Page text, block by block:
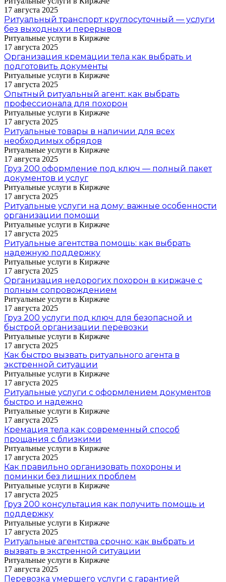
17 августа 2025
Ритуальный транспорт круглосуточный — услуги
без выходных и перерывов
Ритуальные услуги в Киржаче
17 августа 2025
Организация кремации тела как выбрать и
подготовить документы
Ритуальные услуги в Киржаче
17 августа 2025
Опытный ритуальный агент: как выбрать
профессионала для похорон
Ритуальные услуги в Киржаче
17 августа 2025
Ритуальные товары в наличии для всех
необходимых обрядов
Ритуальные услуги в Киржаче
17 августа 2025
Груз 200 оформление под ключ — полный пакет
документов и услуг
Ритуальные услуги в Киржаче
17 августа 2025
Ритуальные услуги на дому: важные особенности
организации помощи
Ритуальные услуги в Киржаче
17 августа 2025
Ритуальные агентства помощь: как выбрать
надежную поддержку
Ритуальные услуги в Киржаче
17 августа 2025
Организация недорогих похорон в киржаче с
полным сопровождением
Ритуальные услуги в Киржаче
17 августа 2025
Груз 200 услуги под ключ для безопасной и
быстрой организации перевозки
Ритуальные услуги в Киржаче
17 августа 2025
Как быстро вызвать ритуального агента в
экстренной ситуации
Ритуальные услуги в Киржаче
17 августа 2025
Ритуальные услуги с оформлением документов
быстро и надежно
Ритуальные услуги в Киржаче
17 августа 2025
Кремация тела как современный способ
прощания с близкими
Ритуальные услуги в Киржаче
17 августа 2025
Как правильно организовать похороны и
поминки без лишних проблем
Ритуальные услуги в Киржаче
17 августа 2025
Груз 200 консультация как получить помощь и
поддержку
Ритуальные услуги в Киржаче
17 августа 2025
Ритуальные агентства срочно: как выбрать и
вызвать в экстренной ситуации
Ритуальные услуги в Киржаче
17 августа 2025
Перевозка умершего услуги с гарантией